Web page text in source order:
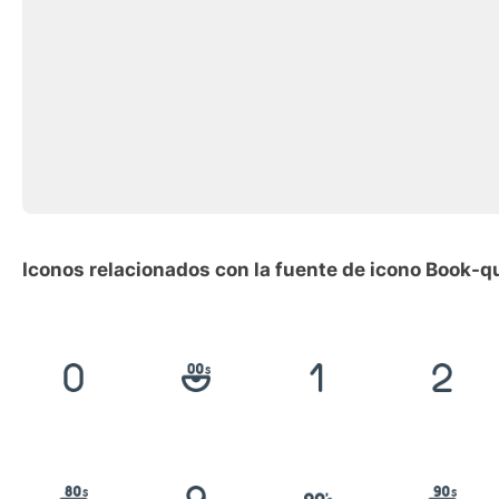
Iconos relacionados con la fuente de icono Book-